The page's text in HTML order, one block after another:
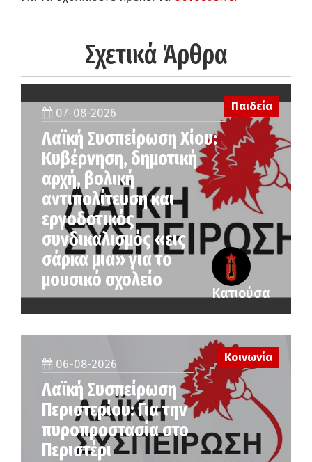
Σχετικά Άρθρα
Παιδεία
07-08-2026
Λαϊκή Συσπείρωση Χίου:
Κυβέρνηση, δημοτική
αρχή, βολική
αντιπολίτευση και
εργοδοτικός
συνδικαλισμός «εις
σάρκα μια» για το
μουσικό σχολείο
Κατιούσα
06-08-2026
Λαϊκή Συσπείρωση
Περιστερίου: Για την
πυροπροστασία στο
Περιστέρι
Κοινωνία